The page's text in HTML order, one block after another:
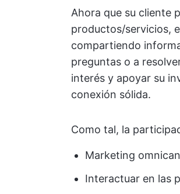
Ahora que su cliente
productos/servicios,
compartiendo
preguntas o a
interés y apoyar su
conexión sólida.
Como tal, la
Marketing
Interactuar en las